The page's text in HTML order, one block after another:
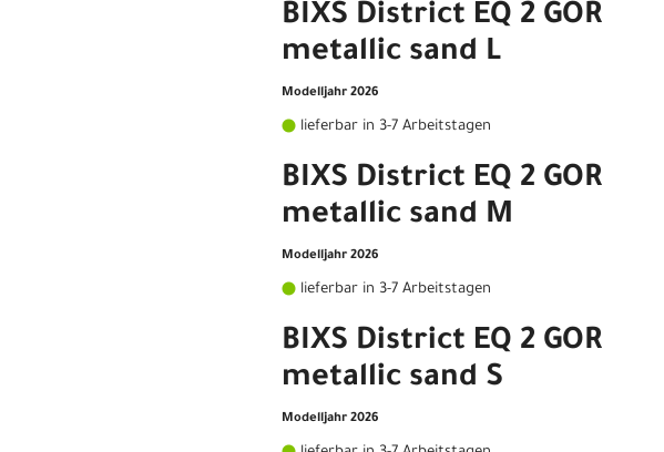
BIXS District EQ 2 GOR
metallic sand L
Modelljahr 2026
lieferbar in 3-7 Arbeitstagen
BIXS District EQ 2 GOR
metallic sand M
Modelljahr 2026
lieferbar in 3-7 Arbeitstagen
BIXS District EQ 2 GOR
metallic sand S
Modelljahr 2026